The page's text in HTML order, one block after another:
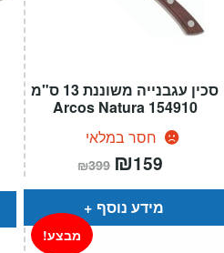
סכין עגבנייה משוננת 13 ס"מ
154910 Arcos Natura
חסר במלאי
₪399 המחיר
המקורי
היה:
₪399.
₪159
הוא:
מידע נוסף
מבצע!